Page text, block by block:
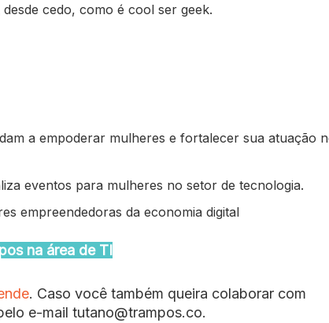
cedo, como é cool ser geek.
a empoderar mulheres e fortalecer sua atuação
eventos para mulheres no setor de tecnologia.
empreendedoras da economia digital
na área de TI
. Caso você também queira colaborar com
e-mail tutano@trampos.co.